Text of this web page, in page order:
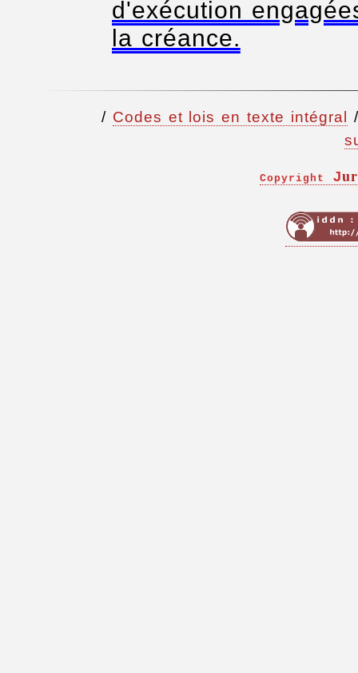
d'exécution
la créance.
/ Codes et lois en texte intégral
Copyright J